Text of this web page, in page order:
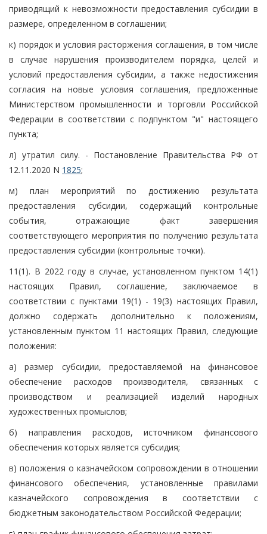
приводящий к невозможности предоставления субсидии в
размере, определенном в соглашении;
к) порядок и условия расторжения соглашения, в том числе
в случае нарушения производителем порядка, целей и
условий предоставления субсидии, а также недостижения
согласия на новые условия соглашения, предложенные
Министерством промышленности и торговли Российской
Федерации в соответствии с подпунктом "и" настоящего
пункта;
л) утратил силу. - Постановление Правительства РФ от
12.11.2020 N 1825;
м) план мероприятий по достижению результата
предоставления субсидии, содержащий контрольные
события, отражающие факт завершения
соответствующего мероприятия по получению результата
предоставления субсидии (контрольные точки).
11(1). В 2022 году в случае, установленном пунктом 14(1)
настоящих Правил, соглашение, заключаемое в
соответствии с пунктами 19(1) - 19(3) настоящих Правил,
должно содержать дополнительно к положениям,
установленным пунктом 11 настоящих Правил, следующие
положения:
а) размер субсидии, предоставляемой на финансовое
обеспечение расходов производителя, связанных с
производством и реализацией изделий народных
художественных промыслов;
б) направления расходов, источником финансового
обеспечения которых является субсидия;
в) положения о казначейском сопровождении в отношении
финансового обеспечения, установленные правилами
казначейского сопровождения в соответствии с
бюджетным законодательством Российской Федерации;